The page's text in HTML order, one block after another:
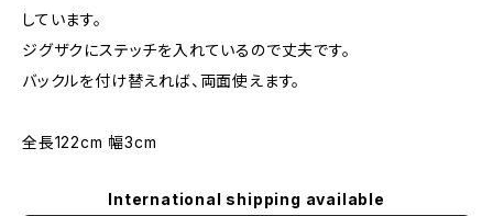
しています。
ジグザクにステッチを入れているので丈夫です。
バックルを付け替えれば、両面使えます。
全長122cm 幅3cm
International shipping available